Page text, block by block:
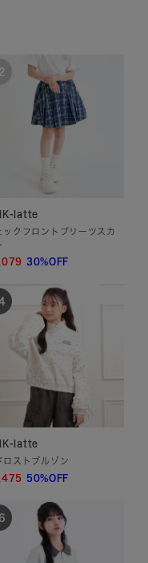
latte
ックフロントプリーツスカ
30%OFF
latte
ロストブルゾン
50%OFF